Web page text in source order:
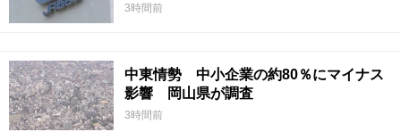
3時間前
中東情勢 中小企業の約80％にマイナス
影響 岡山県が調査
3時間前